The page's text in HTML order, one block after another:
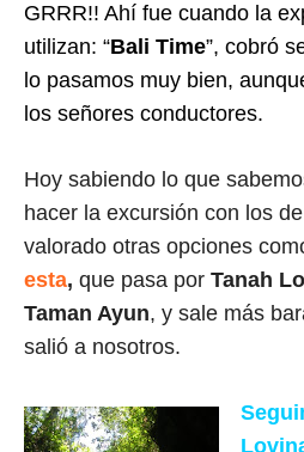
GRRR!! Ahí fue cuando la
utilizan: “Bali Time”, cobró
lo pasamos muy bien,
los señores conductores.
Hoy sabiendo lo que
hacer la excursión con los
valorado otras opciones
esta, que pasa por Tanah
Taman Ayun, y sale más
salió a nosotros.